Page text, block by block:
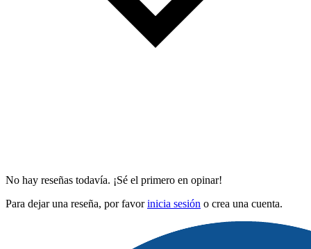
No hay reseñas todavía. ¡Sé el primero en opinar!
Para dejar una reseña, por favorinicia sesión o crea una cuenta.